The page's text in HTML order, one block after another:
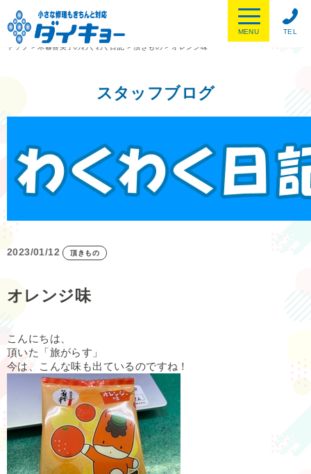
TEL
MENU
トップ
> 木暮喜美子のわくわく日記 > 頂きもの > オレンジ味
スタッフブログ
2023/01/12 頂きもの
オレンジ味
こんにちは、
頂いた「旅がらす」
今は、こんな味も出ているのですね！